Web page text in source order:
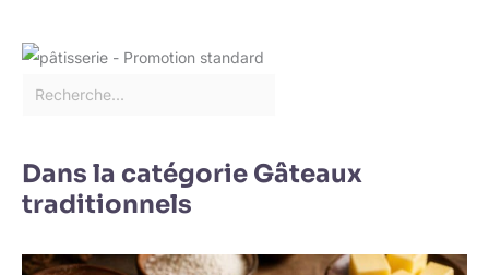
Dans la catégorie Gâteaux
traditionnels